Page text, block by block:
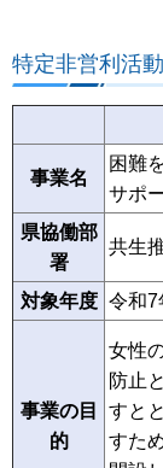
特定非営利活
事業名
困難
サポ
県協働部
署
共生
対象年度 令和7
事業の目
的
女性
防止
すと
すた